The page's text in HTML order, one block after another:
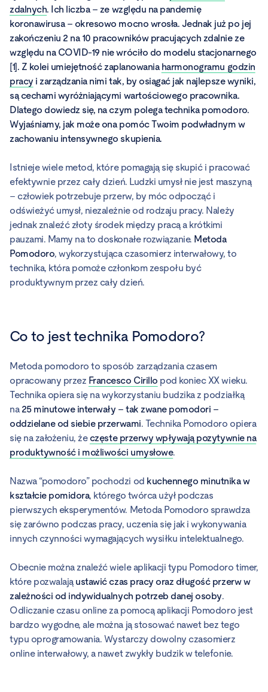
zdalnych. Ich liczba – ze względu na pandemię
koronawirusa – okresowo mocno wrosła. Jednak już po jej
zakończeniu 2 na 10 pracowników pracujących zdalnie ze
względu na COVID-19 nie wróciło do modelu stacjonarnego
[1]. Z kolei umiejętność zaplanowania harmonogramu godzin
pracy i zarządzania nimi tak, by osiągać jak najlepsze wyniki,
są cechami wyróżniającymi wartościowego pracownika.
Dlatego dowiedz się, na czym polega technika pomodoro.
Wyjaśniamy, jak może ona pomóc Twoim podwładnym w
zachowaniu intensywnego skupienia.
Istnieje wiele metod, które pomagają się skupić i pracować
efektywnie przez cały dzień. Ludzki umysł nie jest maszyną
– człowiek potrzebuje przerw, by móc odpocząć i
odświeżyć umysł, niezależnie od rodzaju pracy. Należy
jednak znaleźć złoty środek między pracą a krótkimi
pauzami. Mamy na to doskonałe rozwiązanie. Metoda
Pomodoro, wykorzystująca czasomierz interwałowy, to
technika, która pomoże członkom zespołu być
produktywnym przez cały dzień.
Co to jest technika Pomodoro?
Metoda pomodoro to sposób zarządzania czasem
opracowany przez Francesco Cirillo pod koniec XX wieku.
Technika opiera się na wykorzystaniu budzika z podziałką
na 25 minutowe interwały – tak zwane pomodori –
oddzielane od siebie przerwami. Technika Pomodoro opiera
się na założeniu, że częste przerwy wpływają pozytywnie na
produktywność i możliwości umysłowe.
Nazwa “pomodoro” pochodzi od kuchennego minutnika w
kształcie pomidora, którego twórca użył podczas
pierwszych eksperymentów. Metoda Pomodoro sprawdza
się zarówno podczas pracy, uczenia się jak i wykonywania
innych czynności wymagających wysiłku intelektualnego.
Obecnie można znaleźć wiele aplikacji typu Pomodoro timer,
które pozwalają ustawić czas pracy oraz długość przerw w
zależności od indywidualnych potrzeb danej osoby.
Odliczanie czasu online za pomocą aplikacji Pomodoro jest
bardzo wygodne, ale można ją stosować nawet bez tego
typu oprogramowania. Wystarczy dowolny czasomierz
online interwałowy, a nawet zwykły budzik w telefonie.